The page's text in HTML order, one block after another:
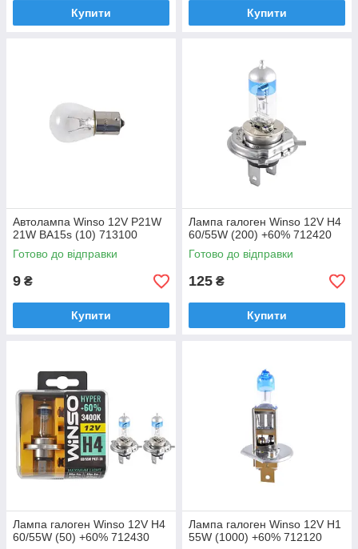
Купити Купити
Автолампа Winso 12V Р21W
21W ВА15s (10) 713100
Готово до відправки
9 ₴
Купити
Лампа галоген Winso 12V H4
60/55W (200) +60% 712420
Готово до відправки
125 ₴
Купити
Лампа галоген Winso 12V H4
60/55W (50) +60% 712430
Лампа галоген Winso 12V H1
55W (1000) +60% 712120